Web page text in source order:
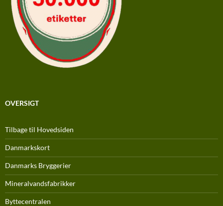
OVERSIGT
Tilbage til Hovedsiden
Danmarkskort
Danmarks Bryggerier
Mineralvandsfabrikker
Byttecentralen